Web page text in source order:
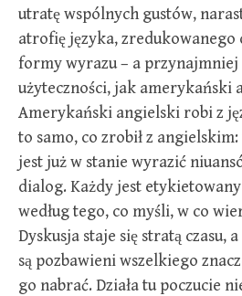
utratę wspólnych gustów,
atrofię języka, zredukowanego
formy wyrazu – a
użyteczności, jak amerykański
Amerykański angielski robi z
to samo, co zrobił z
jest już w stanie wyrazić
dialog. Każdy jest
według tego, co myśli, w co
Dyskusja staje się stratą czasu,
są pozbawieni wszelkiego
go nabrać. Działa tu poczucie